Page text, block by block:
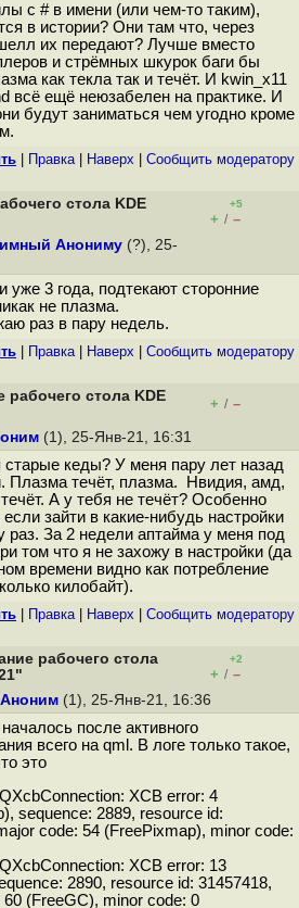
с # в имени (или чем-то таким),
в истории? Они там что, через
их передают? Лучше вместо
и стрёмных шкурок баги бы
как текла так и течёт. И kwin_x11
всё ещё неюзабелен на практике. И
будут заниматься чем угодно кроме
Правка| Наверх Cообщить модератору
стола KDE
+5
+ / –
Анониму (?), 25-
уже 3 года, подтекают сторонние
не плазма.
раз в пару недель.
Правка| Наверх Cообщить модератору
рабочего стола KDE
+ / –
(1), 25-Янв-21, 16:31
старые кеды? У меня пару лет назад
Плазма течёт, плазма. Нвидия, амд,
А у тебя не течёт? Особенно
зайти в какие-нибудь настройки
раз. За 2 недели аптайма у меня под
том что я не захожу в настройки (да
времени видно как потребление
килобайт).
Правка| Наверх Cообщить модератору
рабочего стола
+2
+ / –
Аноним (1), 25-Янв-21, 16:36
после активного
всего на qml. В логе только такое,
это
XCB error: 4
sequence: 2889, resource id:
code: 54 (FreePixmap), minor code:
XCB error: 13
2890, resource id: 31457418,
60 (FreeGC), minor code: 0